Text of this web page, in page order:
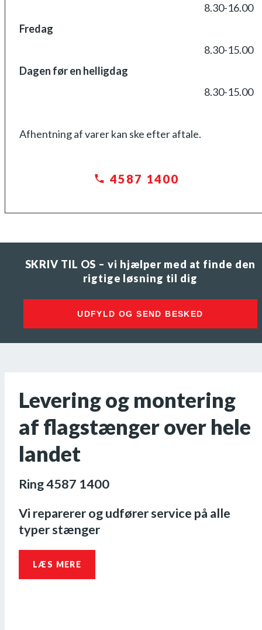
8.30-16.00
Fredag
8.30-15.00
Dagen før en helligdag
8.30-15.00
Afhentning af varer kan ske efter aftale.
4587 1400
SKRIV TIL OS – vi hjælper med at finde den
rigtige løsning til dig
UDFYLD OG SEND BESKED
Levering og montering
af flagstænger over hele
landet
Ring 4587 1400
Vi reparerer og udfører service på alle
typer stænger
LÆS MERE